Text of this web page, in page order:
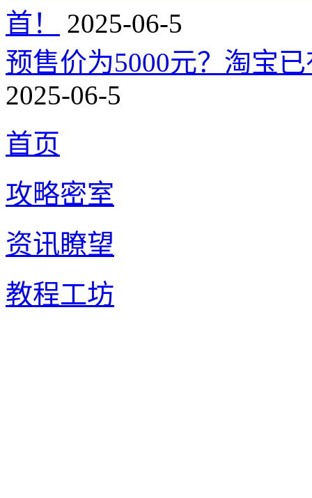
首！
2025-06-5
预售价为5000元？淘宝
2025-06-5
首页
攻略密室
资讯瞭望
教程工坊